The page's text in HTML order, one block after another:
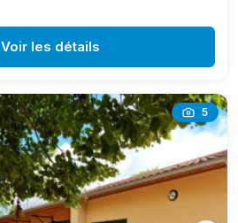
Voir les détails
5